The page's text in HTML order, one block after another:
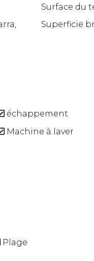
Surface du
Superficie
échappement
Machine à laver
Plage